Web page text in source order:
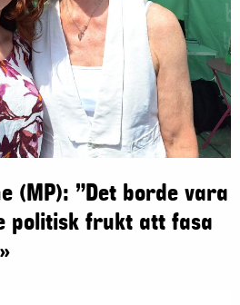
(MP): ”Det borde vara
politisk frukt att fasa